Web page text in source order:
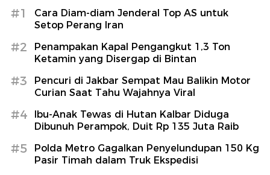
#1
Cara Diam-diam Jenderal Top AS untuk
Setop Perang Iran
#2
Penampakan Kapal Pengangkut 1,3 Ton
Ketamin yang Disergap di Bintan
#3
Pencuri di Jakbar Sempat Mau Balikin Motor
Curian Saat Tahu Wajahnya Viral
#4
Ibu-Anak Tewas di Hutan Kalbar Diduga
Dibunuh Perampok, Duit Rp 135 Juta Raib
#5
Polda Metro Gagalkan Penyelundupan 150 Kg
Pasir Timah dalam Truk Ekspedisi